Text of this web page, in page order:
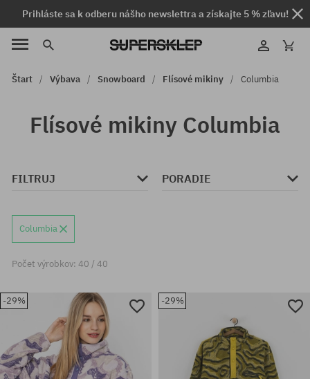
Prihláste sa k odberu nášho newslettra a získajte 5 % zľavu!
Štart Výbava Snowboard Flísové mikiny Columbia
Flísové mikiny Columbia
FILTRUJ PORADIE
Columbia
Počet výrobkov: 40 / 40
-29% -29%